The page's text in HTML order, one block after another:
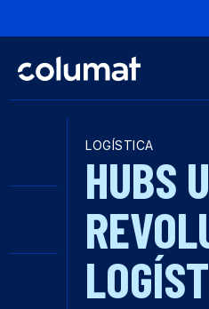
LOGÍSTICA
HUBS